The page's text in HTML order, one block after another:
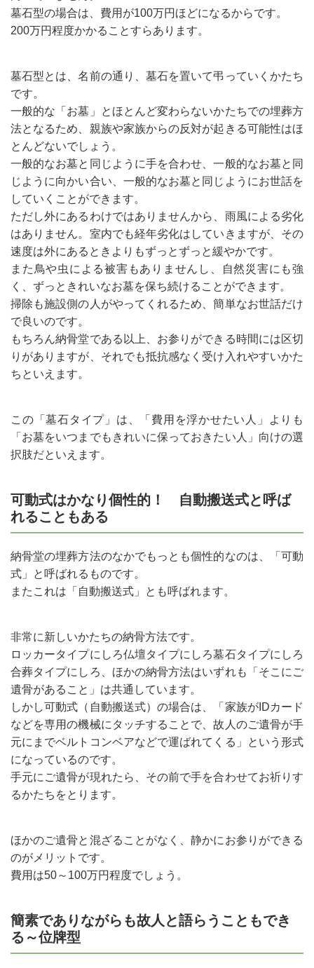
墓石型の場合は、費用が100万円ほどになるからです。
200万円程度かかることすらあります。
墓石型とは、名前の通り、墓石を置いて弔っていくかたち
です。
一般的な「お墓」とほとんど変わらないかたちでの埋葬方
法となるため、親族や家族からの反対が起きる可能性はほ
とんどないでしょう。
一般的なお墓と同じように手を合わせ、一般的なお墓と同
じように向かい合い、一般的なお墓と同じようにお世話を
していくことができます。
ただし外にあるわけではありませんから、雨風による劣化
はありません。室内でも経年劣化はしていきますが、その
速度は外にあるときよりもずっとずっと緩やかです。
また鳥や虫による被害もありませんし、自然災害にも強
く、ずっときれいなお墓を保ち続けることができます。
掃除も施設側の人がやってくれるため、簡単なお世話だけ
で良いのです。
もちろん納骨堂である以上、お参りができる時間には区切
りがありますが、それでも抵抗感なく受け入れやすいかた
ちといえます。
この「墓石タイプ」は、「費用を浮かせたい人」よりも
「お墓をいつまでもきれいに保っておきたい人」向けの選
択肢だといえます。
可動式はかなり個性的！ 自動搬送式と呼ば
れることもある
納骨堂の埋葬方法のなかでもっとも個性的なのは、「可動
式」と呼ばれるものです。
またこれは「自動搬送式」とも呼ばれます。
非常に新しいかたちの納骨方法です。
ロッカータイプにしろ仏壇タイプにしろ墓石タイプにしろ
合葬タイプにしろ、ほかの納骨方法はいずれも「そこにご
遺骨があること」は共通しています。
しかし可動式（自動搬送式）の場合は、「家族がIDカード
などを専用の機械にタッチすることで、故人のご遺骨が手
元にまでベルトコンベアなどで運ばれてくる」という形式
になっているのです。
手元にご遺骨が現れたら、その前で手を合わせてお祈りす
るかたちをとります。
ほかのご遺骨と混ざることがなく、静かにお参りができる
のがメリットです。
費用は50～100万円程度でしょう。
簡素でありながらも故人と語らうこともでき
る～位牌型